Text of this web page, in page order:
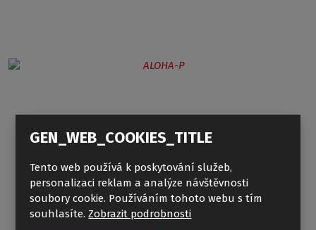
ALOHA-P (PROJECT LINE)
GEN_WEB_COOKIES_TITLE
Tento web používá k poskytování služeb,
personalizaci reklam a analýze návštěvnosti
soubory cookie. Používáním tohoto webu s tím
souhlasíte.Zobrazit podrobnosti